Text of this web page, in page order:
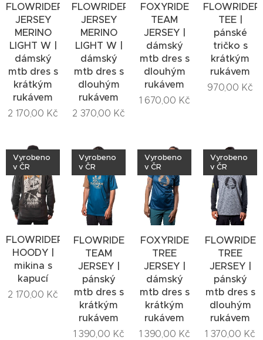
FLOWRIDERS
JERSEY
MERINO
LIGHT W |
dámský
mtb dres s
krátkým
rukávem
2 170,00 Kč
FLOWRIDERS
JERSEY
MERINO
LIGHT W |
dámský
mtb dres s
dlouhým
rukávem
2 370,00 Kč
FOXYRIDE
TEAM
JERSEY |
dámský
mtb dres s
dlouhým
rukávem
1 670,00 Kč
TEE |
pánské
tričko s
krátkým
rukávem
970,00 Kč
FLOWRIDERS
HOODY |
mikina s
kapucí
Vyrobeno
v ČR
2 170,00 Kč
FLOWRIDE
TEAM
JERSEY |
pánský
mtb dres s
krátkým
rukávem
Vyrobeno
v ČR
1 390,00 Kč
FOXYRIDE
TREE
JERSEY |
dámský
mtb dres s
krátkým
rukávem
Vyrobeno
v ČR
1 390,00 Kč
FLOWRIDE
TREE
JERSEY |
pánský
mtb dres s
dlouhým
rukávem
Vyrobeno
v ČR
1 370,00 Kč